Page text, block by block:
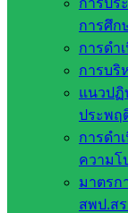
การปร
การศึก
การดำ
การบริ
แนวปฏิ
ประพฤ
การดำ
ความโ
มาตรก
สพป.ส
เลขาธิการ
สภาการ
ศึกษา
สำนักงาน
คณะ
กรรมการ
การ
อาชีวศึกษา
สำนักงาน